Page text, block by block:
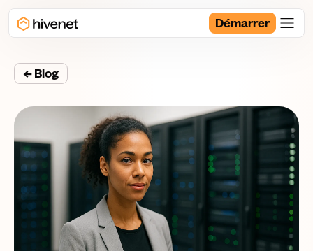
Démarrer
← Blog